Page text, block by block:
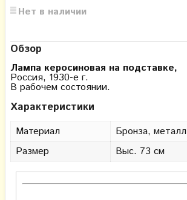
Нет в наличии
Обзор
Лампа керосиновая на подставке,
Россия, 1930-е г.
В рабочем состоянии.
Характеристики
Материал
Бронза, металл
Размер
Выс. 73 см